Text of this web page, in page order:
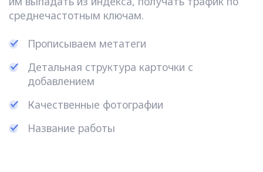
среднечастотным ключам.
Прописываем метатеги
Детальная структура карточки с
добавлением
Качественные фотографии
Название работы